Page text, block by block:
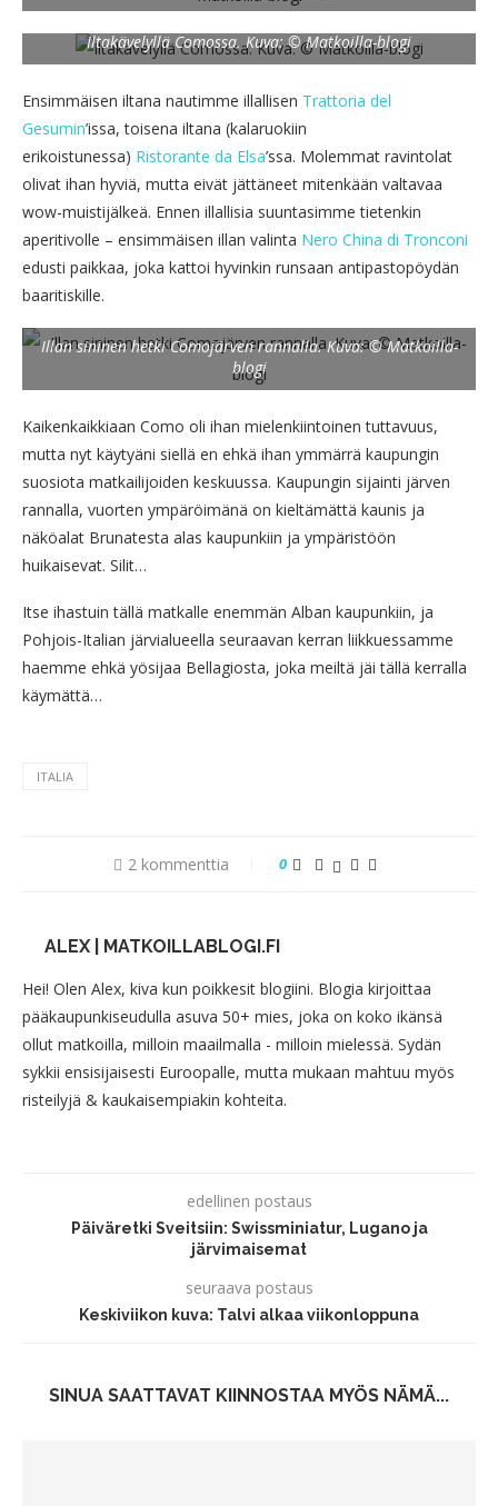
Iltakävelyllä Comossa. Kuva: © Matkoilla-blogi
Ensimmäisen iltana nautimme illallisen Trattoria del
Gesumin’issa, toisena iltana (kalaruokiin
erikoistunessa) Ristorante da Elsa’ssa. Molemmat ravintolat
olivat ihan hyviä, mutta eivät jättäneet mitenkään valtavaa
wow-muistijälkeä. Ennen illallisia suuntasimme tietenkin
aperitivolle – ensimmäisen illan valinta Nero China di Tronconi
edusti paikkaa, joka kattoi hyvinkin runsaan antipastopöydän
baaritiskille.
Illan sininen hetki Comojärven rannalla. Kuva: © Matkoilla-
blogi
Kaikenkaikkiaan Como oli ihan mielenkiintoinen tuttavuus,
mutta nyt käytyäni siellä en ehkä ihan ymmärrä kaupungin
suosiota matkailijoiden keskuussa. Kaupungin sijainti järven
rannalla, vuorten ympäröimänä on kieltämättä kaunis ja
näköalat Brunatesta alas kaupunkiin ja ympäristöön
huikaisevat. Silit…
Itse ihastuin tällä matkalle enemmän Alban kaupunkiin, ja
Pohjois-Italian järvialueella seuraavan kerran liikkuessamme
haemme ehkä yösijaa Bellagiosta, joka meiltä jäi tällä kerralla
käymättä…
ITALIA
2 kommenttia 0
ALEX | MATKOILLABLOGI.FI
Hei! Olen Alex, kiva kun poikkesit blogiini. Blogia kirjoittaa
pääkaupunkiseudulla asuva 50+ mies, joka on koko ikänsä
ollut matkoilla, milloin maailmalla - milloin mielessä. Sydän
sykkii ensisijaisesti Euroopalle, mutta mukaan mahtuu myös
risteilyjä & kaukaisempiakin kohteita.
edellinen postaus
Päiväretki Sveitsiin: Swissminiatur, Lugano ja
järvimaisemat
seuraava postaus
Keskiviikon kuva: Talvi alkaa viikonloppuna
SINUA SAATTAVAT KIINNOSTAA MYÖS NÄMÄ...